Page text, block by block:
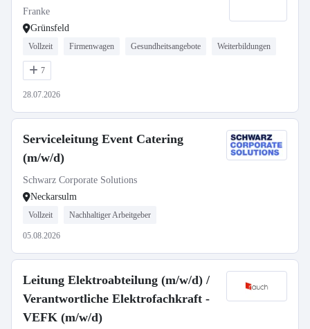
Franke
Grünsfeld
Vollzeit Firmenwagen Gesundheitsangebote Weiterbildungen
7
28.07.2026
Serviceleitung Event Catering
(m/w/d)
Schwarz Corporate Solutions
Neckarsulm
Vollzeit Nachhaltiger Arbeitgeber
05.08.2026
Leitung Elektroabteilung (m/w/d) /
Verantwortliche Elektrofachkraft -
VEFK (m/w/d)